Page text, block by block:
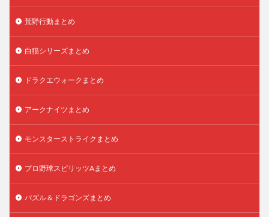
荒野行動まとめ
白猫シリーズまとめ
ドラクエウォークまとめ
アークナイツまとめ
モンスターストライクまとめ
プロ野球スピリッツAまとめ
パズル＆ドラゴンズまとめ